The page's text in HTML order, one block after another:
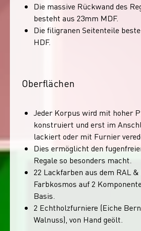
Die massive Rückwand des
besteht aus 23mm MDF.
Die filigranen Seitenteile
HDF.
Oberflächen
Jeder Korpus wird mit hoher
konstruiert und erst im
lackiert oder mit Furnier
Dies ermöglicht den
Regale so besonders macht.
22 Lackfarben aus dem RAL &
Farbkosmos auf 2
Basis.
2 Echtholzfurniere (Eiche
Walnuss), von Hand geölt.